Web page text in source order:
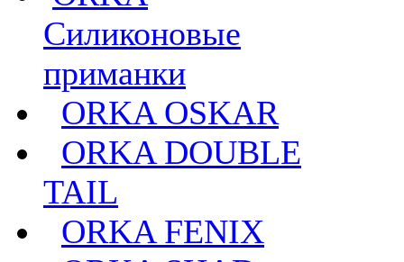
Силиконовые
приманки
ORKA OSKAR
ORKA DOUBLE
TAIL
ORKA FENIX